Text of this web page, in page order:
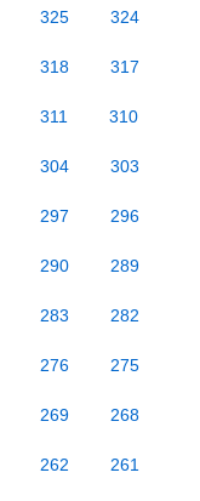
325 324
318 317
311 310
304 303
297 296
290 289
283 282
276 275
269 268
262 261